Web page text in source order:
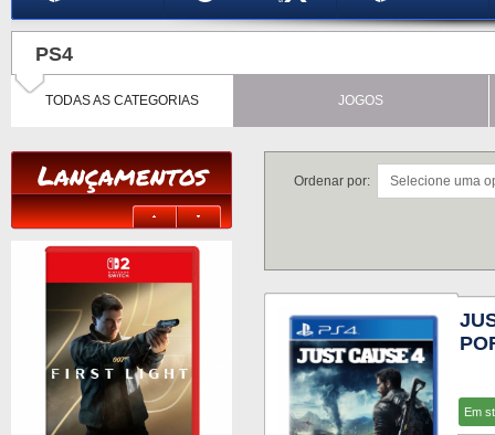
PS4
TODAS AS CATEGORIAS JOGOS
Lançamentos Ordenar por:
Em